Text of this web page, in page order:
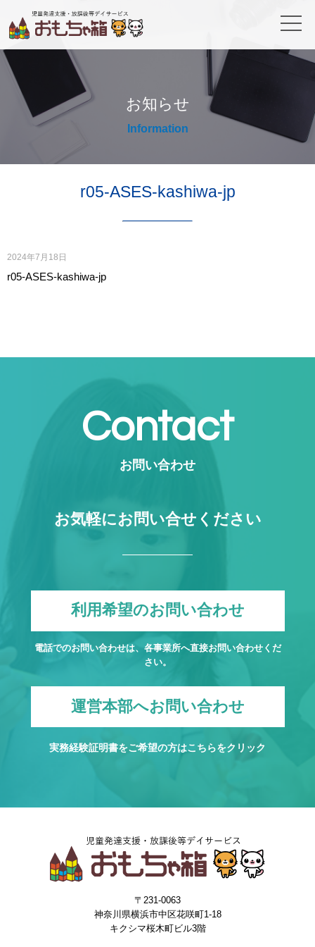
お知らせ
Information
r05-ASES-kashiwa-jp
2024年7月18日
r05-ASES-kashiwa-jp
Contact
お問い合わせ
お気軽にお問い合せください
利用希望のお問い合わせ
電話でのお問い合わせは、各事業所へ直接お問い合わせくだ
さい。
運営本部へお問い合わせ
実務経験証明書をご希望の方はこちらをクリック
〒231-0063
神奈川県横浜市中区花咲町1-18
キクシマ桜木町ビル3階